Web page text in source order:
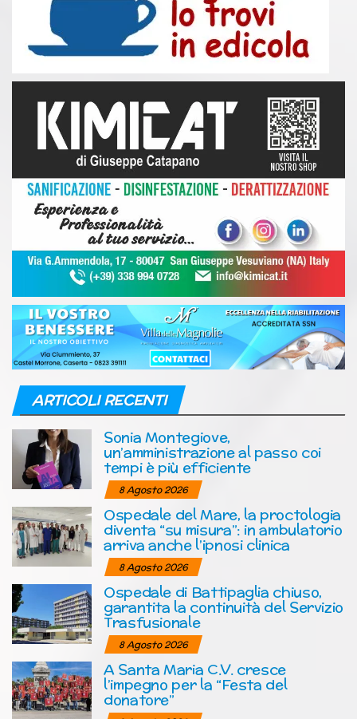
ARTICOLI RECENTI
Sonia Montegiove,
un’amministrazione al passo coi
tempi è più efficiente
8 Agosto 2026
Ospedale del Mare, la proctologia
diventa “su misura”: in ambulatorio
arriva anche l’ipnosi clinica
8 Agosto 2026
Ospedale di Battipaglia chiuso,
garantita la continuità del Servizio
Trasfusionale
8 Agosto 2026
A Santa Maria C.V. cresce
l’impegno per la “Festa del
donatore”